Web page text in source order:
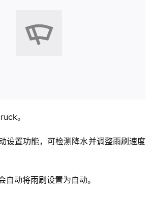
。
设置功能，可检测降水并调整雨刷速度
自动将雨刷设置为自动。